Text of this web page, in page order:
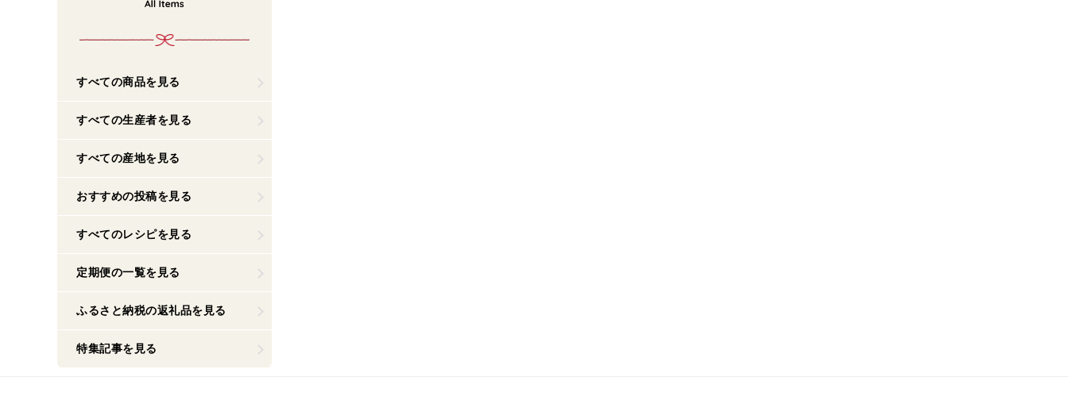
すべての商品を見る
すべての生産者を見る
すべての産地を見る
おすすめの投稿を見る
すべてのレシピを見る
定期便の一覧を見る
ふるさと納税の返礼品を見る
特集記事を見る